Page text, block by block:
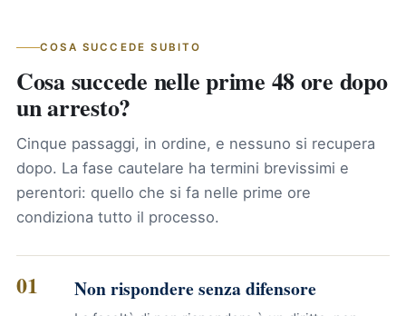
COSA SUCCEDE SUBITO
Cosa succede nelle prime 48 ore dopo
un arresto?
Cinque passaggi, in ordine, e nessuno si recupera
dopo. La fase cautelare ha termini brevissimi e
perentori: quello che si fa nelle prime ore
condiziona tutto il processo.
01 Non rispondere senza difensore